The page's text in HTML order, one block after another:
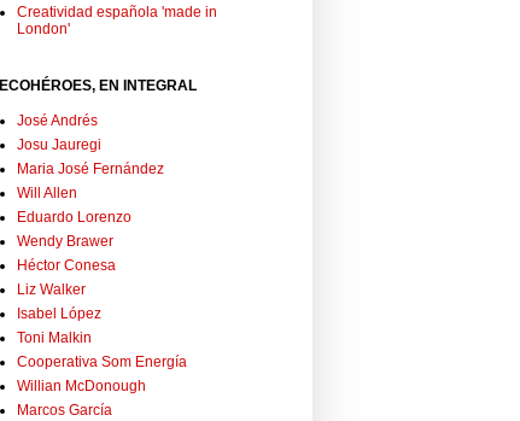
Creatividad española 'made in
London'
ECOHÉROES, EN INTEGRAL
José Andrés
Josu Jauregi
Maria José Fernández
Will Allen
Eduardo Lorenzo
Wendy Brawer
Héctor Conesa
Liz Walker
Isabel López
Toni Malkin
Cooperativa Som Energía
Willian McDonough
Marcos García